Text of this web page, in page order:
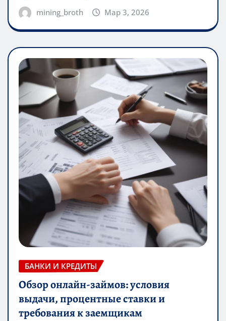
mining_broth Мар 3, 2026
БАНКИ И КРЕДИТЫ
Обзор онлайн-займов: условия
выдачи, процентные ставки и
требования к заемщикам